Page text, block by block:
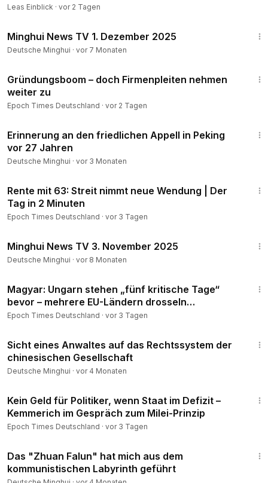
Leas Einblick · vor 2 Tagen
Minghui News TV 1. Dezember 2025
Deutsche Minghui · vor 7 Monaten
Gründungsboom – doch Firmenpleiten nehmen
weiter zu
Epoch Times Deutschland · vor 2 Tagen
Erinnerung an den friedlichen Appell in Peking
vor 27 Jahren
Deutsche Minghui · vor 3 Monaten
Rente mit 63: Streit nimmt neue Wendung | Der
Tag in 2 Minuten
Epoch Times Deutschland · vor 3 Tagen
Minghui News TV 3. November 2025
Deutsche Minghui · vor 8 Monaten
Magyar: Ungarn stehen „fünf kritische Tage“
bevor – mehrere EU-Ländern drosseln
Kernkraftwerke
Epoch Times Deutschland · vor 3 Tagen
Sicht eines Anwaltes auf das Rechtssystem der
chinesischen Gesellschaft
Deutsche Minghui · vor 4 Monaten
Kein Geld für Politiker, wenn Staat im Defizit –
Kemmerich im Gespräch zum Milei-Prinzip
Epoch Times Deutschland · vor 3 Tagen
Das "Zhuan Falun" hat mich aus dem
kommunistischen Labyrinth geführt